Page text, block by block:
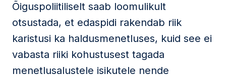
Õiguspoliitiliselt saab loomulikult
otsustada, et edaspidi rakendab riik
karistusi ka haldusmenetluses, kuid see ei
vabasta riiki kohustusest tagada
menetlusalustele isikutele nende